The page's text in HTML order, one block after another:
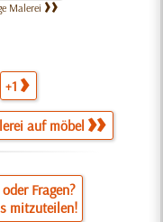
Malerei
+1
auf möbel
Fragen?
mitzuteilen!